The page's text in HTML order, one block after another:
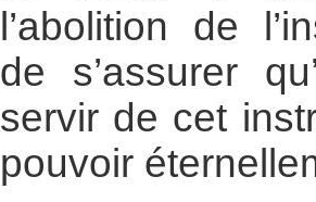
l’abolition de
de s’assurer
servir de cet
pouvoir